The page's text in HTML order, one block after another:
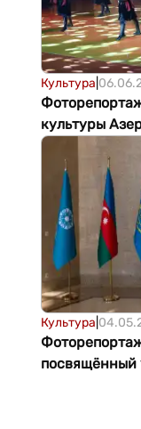
Культура
культуры
Культура
посвящённый